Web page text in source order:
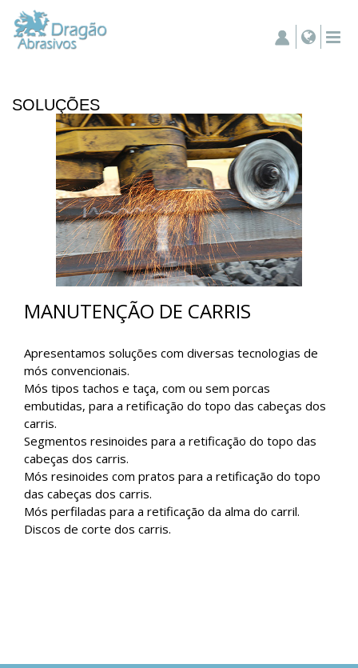
SOLUÇÕES
MANUTENÇÃO DE CARRIS
Apresentamos soluções com diversas tecnologias de
mós convencionais.
Mós tipos tachos e taça, com ou sem porcas
embutidas, para a retificação do topo das cabeças dos
carris.
Segmentos resinoides para a retificação do topo das
cabeças dos carris.
Mós resinoides com pratos para a retificação do topo
das cabeças dos carris.
Mós perfiladas para a retificação da alma do carril.
Discos de corte dos carris.